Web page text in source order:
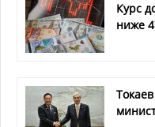
Курс
ниже